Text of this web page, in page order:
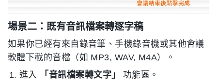
場景二：既有音訊檔案轉逐字稿
如果你已經有來自錄音筆、手機錄音機或其他會議
軟體下載的音檔（如 MP3, WAV, M4A）。
進入
「音訊檔案轉文字」
功能區。